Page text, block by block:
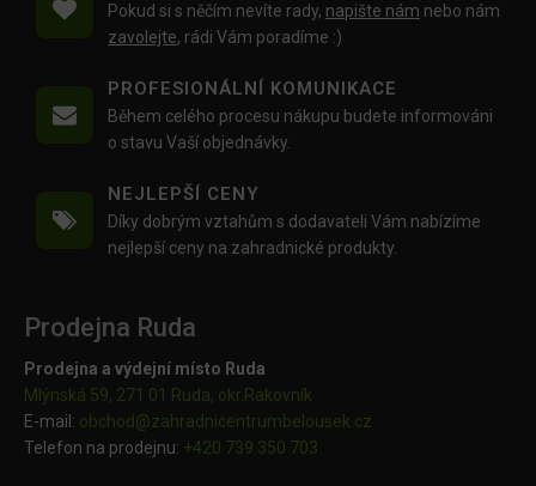
Pokud si s něčím nevíte rady, napište nám nebo nám
zavolejte, rádi Vám poradíme :)
PROFESIONÁLNÍ KOMUNIKACE
Během celého procesu nákupu budete informováni
o stavu Vaší objednávky.
NEJLEPŠÍ CENY
Díky dobrým vztahům s dodavateli Vám nabízíme
nejlepší ceny na zahradnické produkty.
Prodejna Ruda
Prodejna a výdejní místo Ruda
Mlýnská 59, 271 01 Ruda, okr.Rakovník
E-mail: obchod@zahradnicentrumbelousek.cz
Telefon na prodejnu: +420 739 350 703